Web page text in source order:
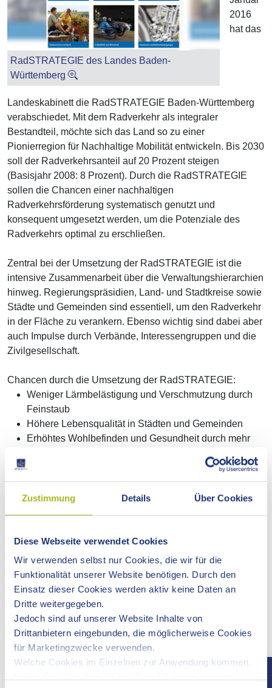
Zustimmung Details Über Cookies
Diese Webseite verwendet Cookies
Wir verwenden selbst nur Cookies, die wir für die
Funktionalität unserer Website benötigen. Durch den
Einsatz dieser Cookies werden aktiv keine Daten an
Dritte weitergegeben.
Jedoch sind auf unserer Website Inhalte von
Drittanbietern eingebunden, die möglicherweise Cookies
für Marketingzwecke verwenden.
Welche Cookies im Einzelnen zur Anwendung kommen,
RadSTRATEGIE des Landes Baden-
Württemberg
2016
hat das
Landeskabinett die RadSTRATEGIE Baden-Württemberg
verabschiedet. Mit dem Radverkehr als integraler
Bestandteil, möchte sich das Land so zu einer
Pionierregion für Nachhaltige Mobilität entwickeln. Bis 2030
soll der Radverkehrsanteil auf 20 Prozent steigen
(Basisjahr 2008: 8 Prozent). Durch die RadSTRATEGIE
sollen die Chancen einer nachhaltigen
Radverkehrsförderung systematisch genutzt und
konsequent umgesetzt werden, um die Potenziale des
Radverkehrs optimal zu erschließen.
Zentral bei der Umsetzung der RadSTRATEGIE ist die
intensive Zusammenarbeit über die Verwaltungshierarchien
hinweg. Regierungspräsidien, Land- und Stadtkreise sowie
Städte und Gemeinden sind essentiell, um den Radverkehr
in der Fläche zu verankern. Ebenso wichtig sind dabei aber
auch Impulse durch Verbände, Interessengruppen und die
Zivilgesellschaft.
Chancen durch die Umsetzung der RadSTRATEGIE:
Weniger Lärmbelästigung und Verschmutzung durch
Feinstaub
Höhere Lebensqualität in Städten und Gemeinden
Erhöhtes Wohlbefinden und Gesundheit durch mehr
Klimaschutz im Mobilitätssektor
Enorme wirtschaftliche Potenziale durch die innovative
Wachstumsbranche Fahrrad und
RADNETZ BADEN-WÜRTTEMBERG
Der wichtigste Aspekt der RadSTRATEGIE Baden-
Württemberg ist der Ausbau des RadNETZ Baden-
Württemberg zur Förderung lebenswerterer Städte, der
Erhöhung der Verkehrssicherheit von Radfahrenden und
somit der Steigerung des Radverkehrsanteils am Modal
Split. Das RadNETZ wurde mit dem Ziel eines
flächendeckenden, durchgängigen Netzes alltagstauglicher
Fahrradverbindungen zwischen Mittel- und Oberzentren
entlang der wichtigsten Siedlungsachsen konzipiert. Dabei